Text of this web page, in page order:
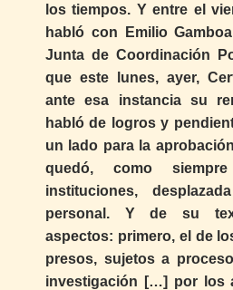
los tiempos. Y entre el
habló con Emilio
Junta de Coordinación
que este lunes, ayer,
ante esa instancia su
habló de logros y
un lado para la
quedó, como
instituciones,
personal. Y de su
aspectos: primero, el de
presos, sujetos a
investigación […] por los